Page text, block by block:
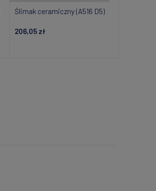
Ślimak ceramiczny (A516 D5)
206,05 zł